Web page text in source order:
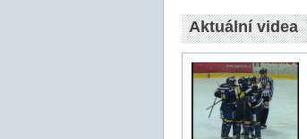
Aktuální videa